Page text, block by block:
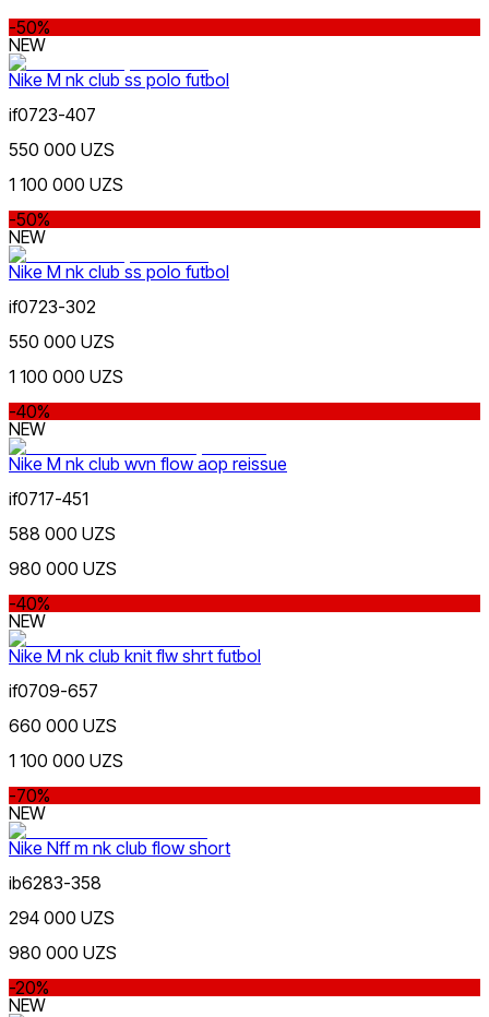
Kulrang
Moviy
Bej
Бордовый
Faqat onlayn (yetkazib berish)
-50%
NEW
Nike M nk club ss polo futbol
if0723-407
550 000 UZS
1 100 000 UZS
-50%
NEW
Nike M nk club ss polo futbol
if0723-302
550 000 UZS
1 100 000 UZS
-40%
NEW
Nike M nk club wvn flow aop reissue
if0717-451
588 000 UZS
980 000 UZS
-40%
NEW
Nike M nk club knit flw shrt futbol
if0709-657
660 000 UZS
1 100 000 UZS
-70%
NEW
Nike Nff m nk club flow short
ib6283-358
294 000 UZS
980 000 UZS
-20%
NEW